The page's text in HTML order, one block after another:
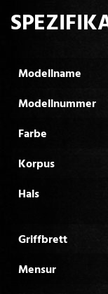
Modellname
Modellnummer
Farbe
Korpus
Hals
Griffbrett
Mensur